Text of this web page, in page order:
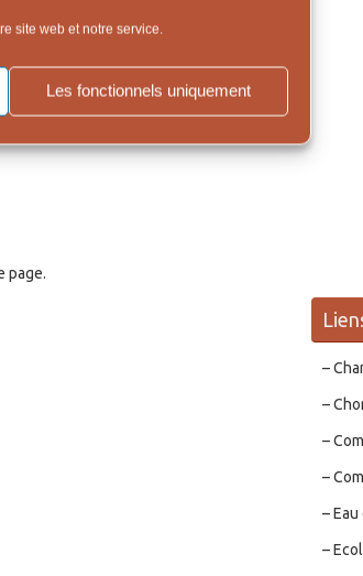
site web et notre service.
Les fonctionnels uniquement
page.
–
–
–
–
–
–